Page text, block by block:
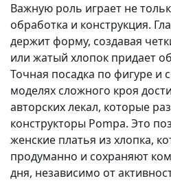
Важную роль играет не
обработка и конструкция.
держит форму, создавая
или жатый хлопок придает
Точная посадка по фигуре и
моделях сложного кроя
авторских лекал, которые
конструкторы Pompa. Это
женские платья из хлопка,
продуманно и сохраняют
дня, независимо от